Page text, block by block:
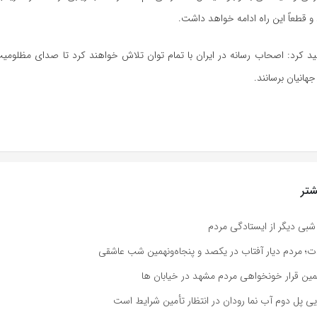
و قطعاً این راه ادامه خواهد داشت.
کرد: اصحاب رسانه در ایران با تمام توان تلاش خواهند کرد تا صدای
برسانند.
دیگر از ایستادگی مردم
مردم دیار آفتاب در یکصد و پنجاه‌ونهمین شب عاشقی
قرار خونخواهی مردم مشهد در خیابان ها
پل دوم آب نما رودان در انتظار تأمین شرایط است